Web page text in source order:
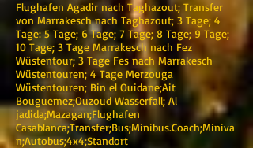
Flughafen Agadir nach Taghazout; Transfer
von Marrakesch nach Taghazout; 3 Tage; 4
Tage: 5 Tage; 6 Tage; 7 Tage; 8 Tage; 9 Tage;
10 Tage; 3 Tage Marrakesch nach Fez
Wüstentour; 3 Tage Fes nach Marrakesch
Wüstentouren; 4 Tage Merzouga
Wüstentouren; Bin el Ouidane;Ait
Bouguemez;Ouzoud Wasserfall; Al
jadida;Mazagan;Flughafen
Casablanca;Transfer;Bus;Minibus.Coach;Miniva
n;Autobus;4x4;Standort